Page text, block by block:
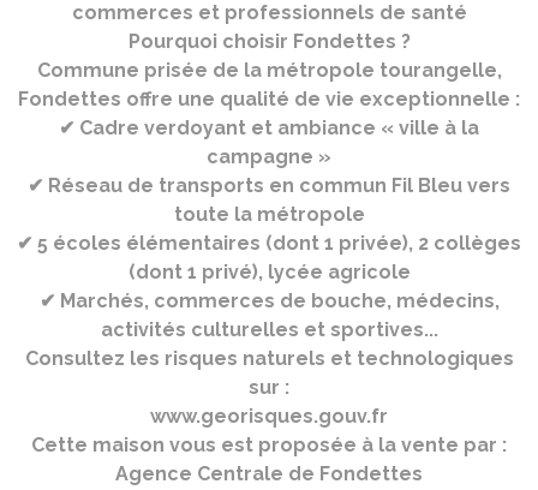
commerces et professionnels de santé
Pourquoi choisir Fondettes ?
Commune prisée de la métropole tourangelle,
Fondettes offre une qualité de vie exceptionnelle :
✔ Cadre verdoyant et ambiance « ville à la
campagne »
✔ Réseau de transports en commun Fil Bleu vers
toute la métropole
✔ 5 écoles élémentaires (dont 1 privée), 2 collèges
(dont 1 privé), lycée agricole
✔ Marchés, commerces de bouche, médecins,
activités culturelles et sportives...
Consultez les risques naturels et technologiques
sur :
www.georisques.gouv.fr
Cette maison vous est proposée à la vente par :
Agence Centrale de Fondettes